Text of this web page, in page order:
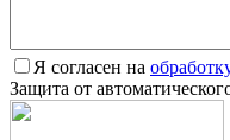
Я согласен на
Защита от